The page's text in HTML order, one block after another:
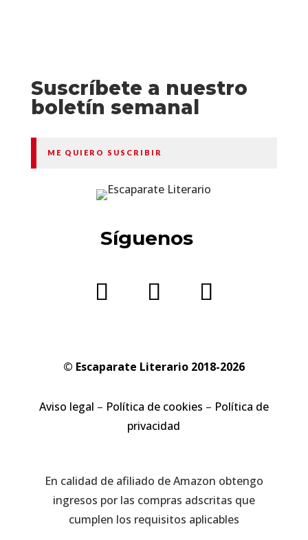
Suscríbete a nuestro
boletín semanal
ME QUIERO SUSCRIBIR
Síguenos
© Escaparate Literario 2018-2026
Aviso legal – Política de cookies – Política de
privacidad
En calidad de afiliado de Amazon obtengo
ingresos por las compras adscritas que
cumplen los requisitos aplicables